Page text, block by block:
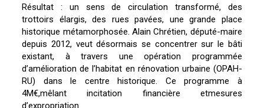
Résultat : un sens de circulation transformé, des
trottoirs élargis, des rues pavées, une grande place
historique métamorphosée. Alain Chrétien, député-maire
depuis 2012, veut désormais se concentrer sur le bâti
existant, à travers une opération programmée
d’amélioration de l’habitat en rénovation urbaine (OPAH-
RU) dans le centre historique. Ce programme à
4M€,mêlant incitation financière etmesures
d’expropriation